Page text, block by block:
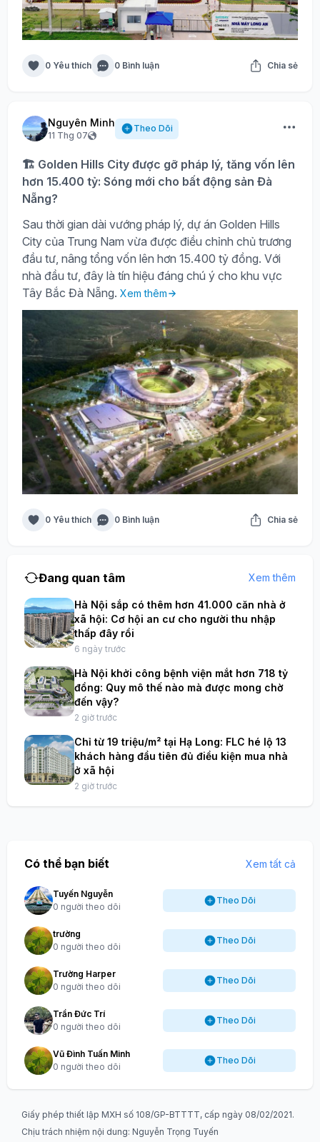
0 Yêu thích 0 Bình luận Chia sẻ
Nguyên Minh
11 Thg 07
Theo Dõi
🏗️ Golden Hills City được gỡ pháp lý, tăng vốn lên
hơn 15.400 tỷ: Sóng mới cho bất động sản Đà
Nẵng?
Sau thời gian dài vướng pháp lý, dự án Golden Hills
City của Trung Nam vừa được điều chỉnh chủ trương
đầu tư, nâng tổng vốn lên hơn 15.400 tỷ đồng. Với
nhà đầu tư, đây là tín hiệu đáng chú ý cho khu vực
Tây Bắc Đà Nẵng. Xem thêm
0 Yêu thích 0 Bình luận Chia sẻ
Đang quan tâm Xem thêm
Hà Nội sắp có thêm hơn 41.000 căn nhà ở
xã hội: Cơ hội an cư cho người thu nhập
thấp đây rồi
6 ngày trước
Hà Nội khởi công bệnh viện mắt hơn 718 tỷ
đồng: Quy mô thế nào mà được mong chờ
đến vậy?
2 giờ trước
Chỉ từ 19 triệu/m² tại Hạ Long: FLC hé lộ 13
khách hàng đầu tiên đủ điều kiện mua nhà
ở xã hội
2 giờ trước
Có thể bạn biết Xem tất cả
Tuyến Nguyễn
0 người theo dõi
Theo Dõi
trường
0 người theo dõi
Theo Dõi
Trường Harper
0 người theo dõi
Theo Dõi
Trần Đức Trí
0 người theo dõi
Theo Dõi
Vũ Đình Tuấn Minh
0 người theo dõi
Theo Dõi
Giấy phép thiết lập MXH số 108/GP-BTTTT, cấp ngày 08/02/2021.
Chịu trách nhiệm nội dung: Nguyễn Trọng Tuyến